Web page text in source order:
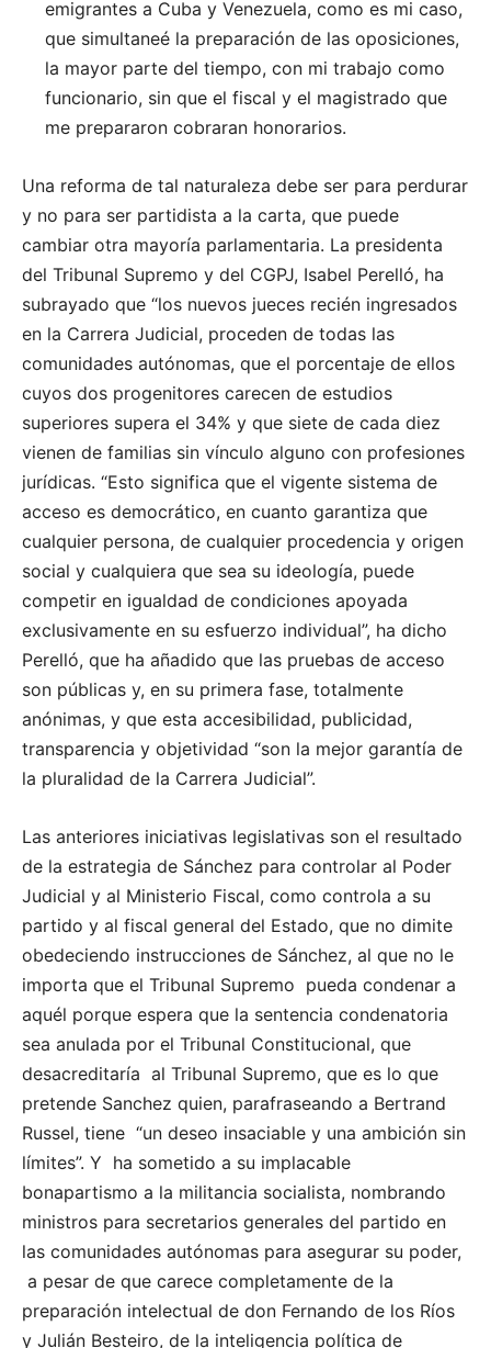
emigrantes a Cuba y Venezuela, como es mi caso,
que simultaneé la preparación de las oposiciones,
la mayor parte del tiempo, con mi trabajo como
funcionario, sin que el fiscal y el magistrado que
me prepararon cobraran honorarios.
Una reforma de tal naturaleza debe ser para perdurar
y no para ser partidista a la carta, que puede
cambiar otra mayoría parlamentaria. La presidenta
del Tribunal Supremo y del CGPJ, Isabel Perelló, ha
subrayado que “los nuevos jueces recién ingresados
en la Carrera Judicial, proceden de todas las
comunidades autónomas, que el porcentaje de ellos
cuyos dos progenitores carecen de estudios
superiores supera el 34% y que siete de cada diez
vienen de familias sin vínculo alguno con profesiones
jurídicas. “Esto significa que el vigente sistema de
acceso es democrático, en cuanto garantiza que
cualquier persona, de cualquier procedencia y origen
social y cualquiera que sea su ideología, puede
competir en igualdad de condiciones apoyada
exclusivamente en su esfuerzo individual”, ha dicho
Perelló, que ha añadido que las pruebas de acceso
son públicas y, en su primera fase, totalmente
anónimas, y que esta accesibilidad, publicidad,
transparencia y objetividad “son la mejor garantía de
la pluralidad de la Carrera Judicial”.
Las anteriores iniciativas legislativas son el resultado
de la estrategia de Sánchez para controlar al Poder
Judicial y al Ministerio Fiscal, como controla a su
partido y al fiscal general del Estado, que no dimite
obedeciendo instrucciones de Sánchez, al que no le
importa que el Tribunal Supremo pueda condenar a
aquél porque espera que la sentencia condenatoria
sea anulada por el Tribunal Constitucional, que
desacreditaría al Tribunal Supremo, que es lo que
pretende Sanchez quien, parafraseando a Bertrand
Russel, tiene “un deseo insaciable y una ambición sin
límites”. Y ha sometido a su implacable
bonapartismo a la militancia socialista, nombrando
ministros para secretarios generales del partido en
las comunidades autónomas para asegurar su poder,
a pesar de que carece completamente de la
preparación intelectual de don Fernando de los Ríos
y Julián Besteiro, de la inteligencia política de